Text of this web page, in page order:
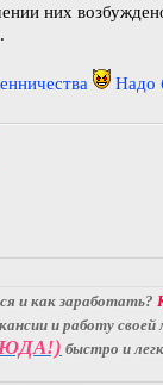
них
Надо
и как заработать?
и работу
быстро и